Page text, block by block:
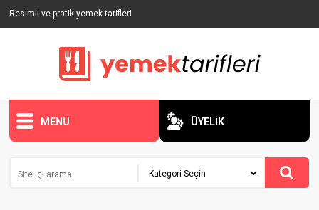
Resimli ve pratik yemek tarifleri
MENU ÜYELİK